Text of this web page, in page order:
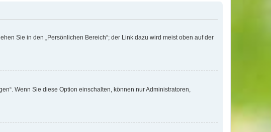
Sie in den „Persönlichen Bereich“; der Link dazu wird meist oben auf der
Wenn Sie diese Option einschalten, können nur Administratoren,